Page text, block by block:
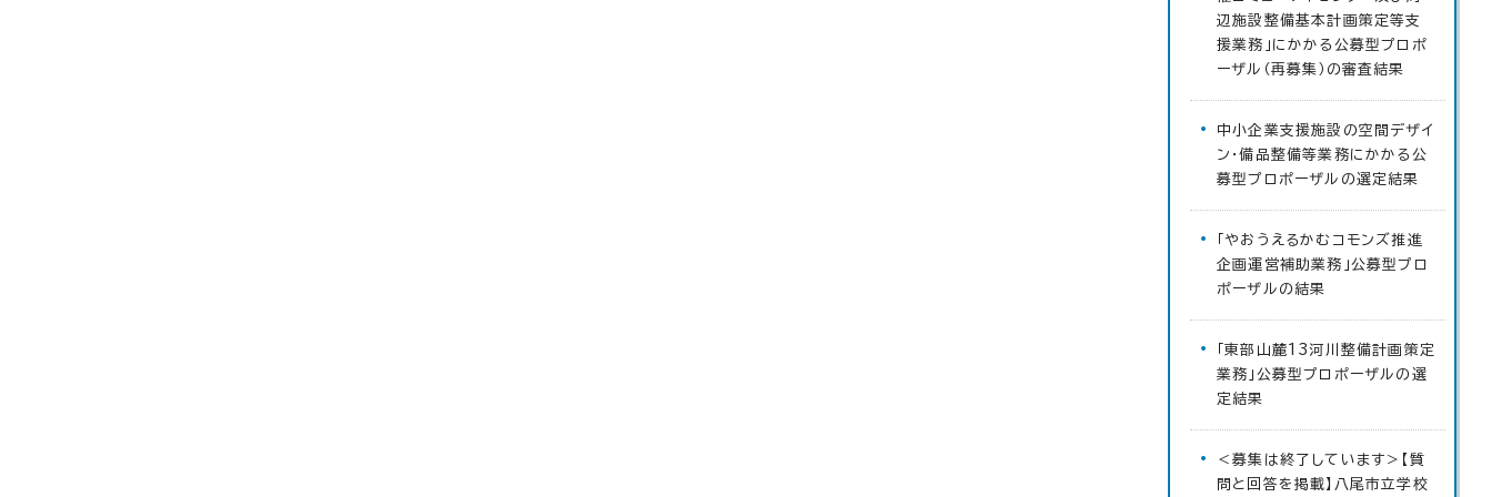
辺施設整備基本計画策定等支
援業務」にかかる公募型プロポ
ーザル（再募集）の審査結果
中小企業支援施設の空間デザイ
ン・備品整備等業務にかかる公
募型プロポーザルの選定結果
「やおうえるかむコモンズ推進
企画運営補助業務」公募型プロ
ポーザルの結果
「東部山麓13河川整備計画策定
業務」公募型プロポーザルの選
定結果
＜募集は終了しています＞【質
問と回答を掲載】八尾市立学校